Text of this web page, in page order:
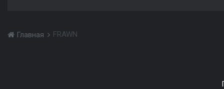
Главная FRAWN